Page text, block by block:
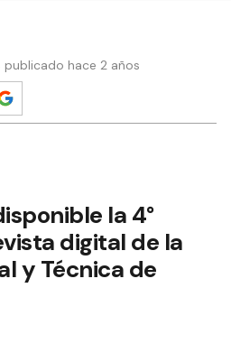
publicado hace 2 años
la 4°
digital de la
y Técnica de